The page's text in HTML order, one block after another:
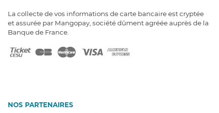
La collecte de vos informations de carte bancaire est cryptée
et assurée par Mangopay, société dûment agréée auprès de la
Banque de France.
NOS PARTENAIRES